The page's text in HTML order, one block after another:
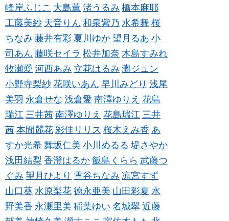
峰岸ふじこ 大島薫 渚うるみ 橋本麻耶
工藤美紗 天音りん 和泉紫乃 水希舞 桜
ちなみ 藤井有彩 夏川ゆか 望月るあ 小
司あん 藤咲セイラ 松井加奈 木島すみれ
牧瀬愛 河西あみ 立花はるみ 灘ジュン
小野寺梨紗 花咲いあん 早川みどり 浅尾
美羽 永倉せな 浅倉愛 南澤ゆりえ 花島
瑞江 三井茜 南澤ゆりえ 花島瑞江 三井
茜 本間麗花 彩佳リリス 桜木えみ香 あ
すか光希 舞坂仁美 小川めるる 堤さやか
浅田結梨 香澄はるか 飯島くらら 武藤つ
ぐみ 望月ひより 雪谷ちなみ 凉宮すず
山口葵 水原梨花 徳永亜美 山田彩夏 水
野美香 永瀬里美 稲葉ゆい 名城翠 近藤